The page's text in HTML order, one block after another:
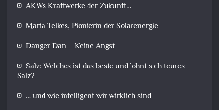
AKWs Kraftwerke der Zukunft…
Maria Telkes, Pionierin der Solarenergie
Danger Dan – Keine Angst
Salz: Welches ist das beste und lohnt sich teures
Salz?
… und wie intelligent wir wirklich sind